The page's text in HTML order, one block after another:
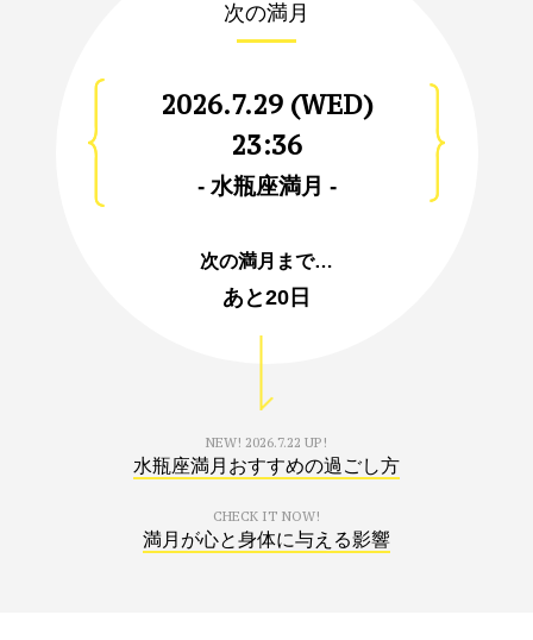
次の満月
2026.7.29 (WED)
23:36
- 水瓶座満月 -
次の満月まで…
あと20日
NEW! 2026.7.22 UP!
水瓶座満月おすすめの過ごし方
CHECK IT NOW!
満月が心と身体に与える影響